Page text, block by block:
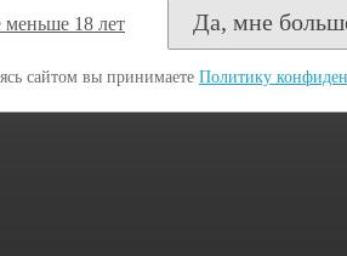
18 лет Да, мне
сайтом вы принимаете Политику